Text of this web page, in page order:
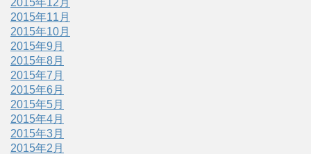
2015年11月
2015年10月
2015年9月
2015年8月
2015年7月
2015年6月
2015年5月
2015年4月
2015年3月
2015年2月